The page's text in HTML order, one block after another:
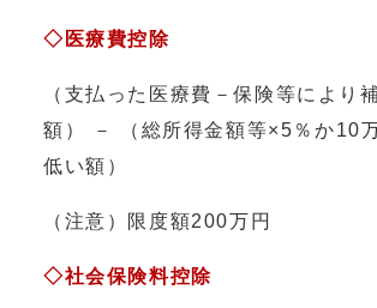
◇医療費控除
（支払った医療費－保険等により
額） － （総所得金額等×5％か10
低い額）
（注意）限度額200万円
◇社会保険料控除